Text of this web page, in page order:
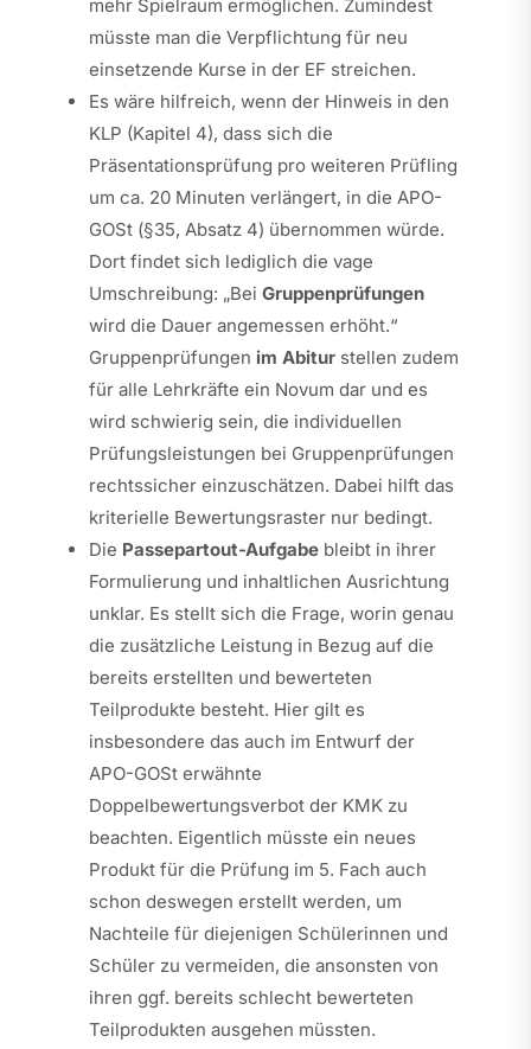
mehr Spielraum ermöglichen. Zumindest
müsste man die Verpflichtung für neu
einsetzende Kurse in der EF streichen.
Es wäre hilfreich, wenn der Hinweis in den
KLP (Kapitel 4), dass sich die
Präsentationsprüfung pro weiteren Prüfling
um ca. 20 Minuten verlängert, in die APO-
GOSt (§35, Absatz 4) übernommen würde.
Dort findet sich lediglich die vage
Umschreibung: „Bei Gruppenprüfungen
wird die Dauer angemessen erhöht.“
Gruppenprüfungen im Abiturstellen zudem
für alle Lehrkräfte ein Novum dar und es
wird schwierig sein, die individuellen
Prüfungsleistungen bei Gruppenprüfungen
rechtssicher einzuschätzen. Dabei hilft das
kriterielle Bewertungsraster nur bedingt.
Die Passepartout-Aufgabebleibt in ihrer
Formulierung und inhaltlichen Ausrichtung
unklar. Es stellt sich die Frage, worin genau
die zusätzliche Leistung in Bezug auf die
bereits erstellten und bewerteten
Teilprodukte besteht. Hier gilt es
insbesondere das auch im Entwurf der
APO-GOSt erwähnte
Doppelbewertungsverbot der KMK zu
beachten. Eigentlich müsste ein neues
Produkt für die Prüfung im 5. Fach auch
schon deswegen erstellt werden, um
Nachteile für diejenigen Schülerinnen und
Schüler zu vermeiden, die ansonsten von
ihren ggf. bereits schlecht bewerteten
Teilprodukten ausgehen müssten.